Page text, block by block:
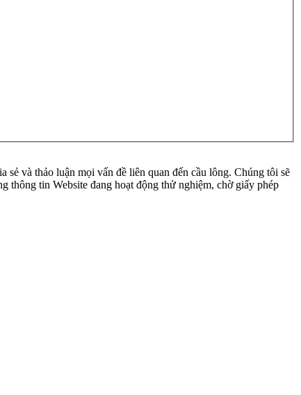
và thảo luận mọi vấn đề liên quan đến cầu lông. Chúng tôi sẽ
thông tin Website đang hoạt động thử nghiệm, chờ giấy phép